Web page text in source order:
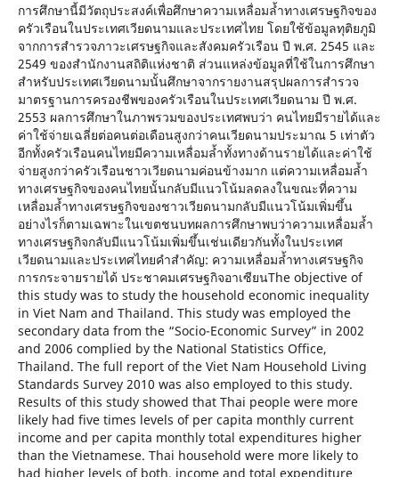
การศึกษานี้มีวัตถุประสงค์เพื่อศึกษาความเหลื่อมล้ำทางเศรษฐกิจของ
ครัวเรือนในประเทศเวียดนามและประเทศไทย โดยใช้ข้อมูลทุติยภูมิ
จากการสำรวจภาวะเศรษฐกิจและสังคมครัวเรือน ปี พ.ศ. 2545 และ
2549 ของสำนักงานสถิติแห่งชาติ ส่วนแหล่งข้อมูลที่ใช้ในการศึกษา
สำหรับประเทศเวียดนามนั้นศึกษาจากรายงานสรุปผลการสำรวจ
มาตรฐานการครองชีพของครัวเรือนในประเทศเวียดนาม ปี พ.ศ.
2553 ผลการศึกษาในภาพรวมของประเทศพบว่า คนไทยมีรายได้และ
ค่าใช้จ่ายเฉลี่ยต่อคนต่อเดือนสูงกว่าคนเวียดนามประมาณ 5 เท่าตัว
อีกทั้งครัวเรือนคนไทยมีความเหลื่อมล้ำทั้งทางด้านรายได้และค่าใช้
จ่ายสูงกว่าครัวเรือนชาวเวียดนามค่อนข้างมาก แต่ความเหลื่อมล้ำ
ทางเศรษฐกิจของคนไทยนั้นกลับมีแนวโน้มลดลงในขณะที่ความ
เหลื่อมล้ำทางเศรษฐกิจของชาวเวียดนามกลับมีแนวโน้มเพิ่มขึ้น
อย่างไรก็ตามเฉพาะในเขตชนบทผลการศึกษาพบว่าความเหลื่อมล้ำ
ทางเศรษฐกิจกลับมีแนวโน้มเพิ่มขึ้นเช่นเดียวกันทั้งในประเทศ
เวียดนามและประเทศไทยคำสำคัญ: ความเหลื่อมล้ำทางเศรษฐกิจ
การกระจายรายได้ ประชาคมเศรษฐกิจอาเซียนThe objective of
this study was to study the household economic inequality
in Viet Nam and Thailand. This study was employed the
secondary data from the “Socio-Economic Survey” in 2002
and 2006 complied by the National Statistics Office,
Thailand. The full report of the Viet Nam Household Living
Standards Survey 2010 was also employed to this study.
Results of this study showed that Thai people were more
likely had five times levels of per capita monthly current
income and per capita monthly total expenditures higher
than the Vietnamese. Thai household were more likely to
had higher levels of both, income and total expenditure